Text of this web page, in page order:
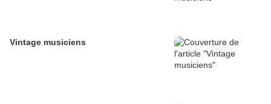
Vintage musiciens